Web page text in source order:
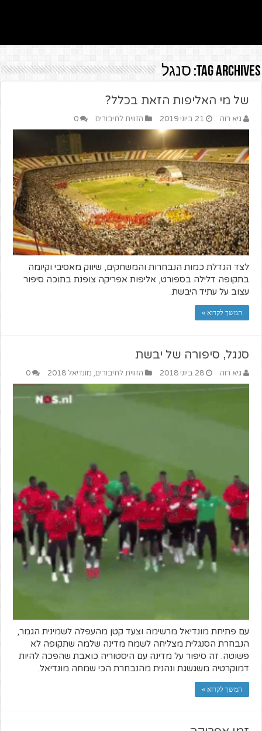
Tag Archives: סנגל
של מי האליפות הזאת בכלל?
גיא רוה 21 ביוני 2019 הזווית לחיבורים 0
לצד הגדלת כמות הנבחרות והמשחקים, שיווק מאסיבי וקיומה
בתקופה דלילה בספורט, אליפות אפריקה צופנת בתוכה סיפור
עצוב על עתיד היבשת.
המשך לקרוא »
סנגל, סיפורה של יבשת
גיא רוה 28 ביוני 2018 הזווית לחיבורים, מונדיאל 2018 0
עם פתיחת מונדיאל מרשימה וצעד קטן מהעפלה לשמינית הגמר,
הנבחרת הסנגלית מצליחה לשמח מדינה שלמה שתקופה לא
פשוטה. זה סיפור על מדינה עם היסטוריה כואבת שהפכה להיות
דמוקרטיה משגשגת ונהנית מהנבחרת הכי שמחה מונדיאל.
המשך לקרוא »